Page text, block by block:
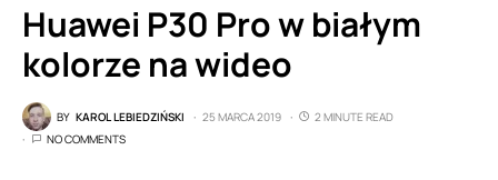
Huawei P30 Pro w białym
kolorze na wideo
BY KAROL LEBIEDZIŃSKI 25 MARCA 2019
2 MINUTE READ
NO COMMENTS